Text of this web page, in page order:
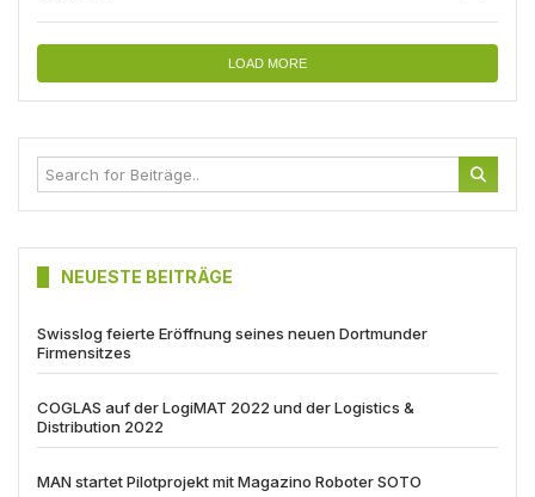
LOAD MORE
NEUESTE BEITRÄGE
Swisslog feierte Eröffnung seines neuen Dortmunder
Firmensitzes
COGLAS auf der LogiMAT 2022 und der Logistics &
Distribution 2022
MAN startet Pilotprojekt mit Magazino Roboter SOTO